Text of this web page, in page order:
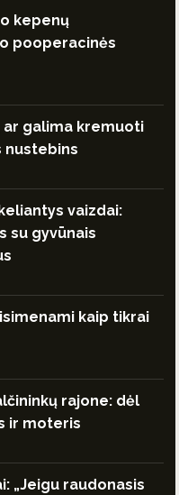
kepenų
pooperacinės
ar galima kremuoti
nustebins
vaizdai:
su gyvūnais
kaip tikrai
rajone: dėl
ir moteris
„Jeigu raudonasis